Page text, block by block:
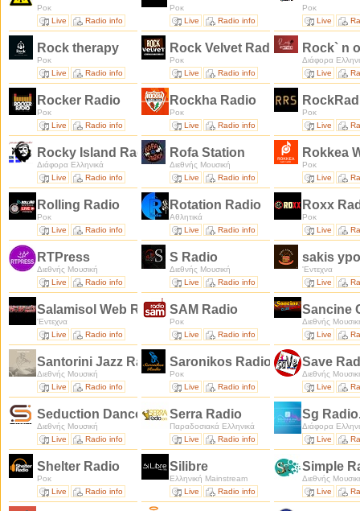
Ροκ
Live
Radio info
Ροκ
Live
Radio info
Ροκ
Live
Rock therapy
Ροκ
Live
Radio info
Rock Velvet Radio
Ροκ
Live
Radio info
Rock` n
Διάφορα
Live
Rocker Radio
Ροκ
Live
Radio info
Rockha Radio
Ροκ
Live
Radio info
Ροκ
Live
Rocky Island Radio
Διάφορα Ελληνικά
Live
Radio info
Rofa Station
Διεθνής Μουσική
Live
Radio info
Rokkea
Ροκ
Live
Rolling Radio
Ροκ
Live
Radio info
Rotation Radio
Αθλητικά
Live
Radio info
Roxx
Ροκ
Live
RTPress
Διεθνής Μουσική
Live
Radio info
S Radio
Διεθνής Μουσική
Live
Radio info
sakis
'Εντεχνα
Live
Salamisol Web Radio
'Εντεχνα
Live
Radio info
SAM Radio
Ροκ
Live
Radio info
Sancine
Διεθνής
Live
Santorini Jazz Radio
Διεθνής Μουσική
Live
Radio info
Saronikos Radio
Ροκ
Live
Radio info
Save
Διεθνής
Live
Seduction Dance Tunes Radio
Διεθνής Μουσική
Live
Radio info
Serra Radio
Παραδοσιακά Ελληνικά
Live
Radio info
Sg
Διάφορα
Live
Shelter Radio
Ροκ
Live
Radio info
Silibre
Ελληνική Mainstream
Live
Radio info
Simple
Διεθνής
Live